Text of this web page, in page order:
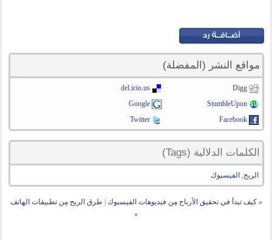
مواقع النشر (المفضلة)
Digg
del.icio.us
StumbleUpon
Google
Facebook
Twitter
الكلمات الدلالية (Tags)
الربح, الفيسبوك
« كيف تبدأ في تحقيق الأرباح مِن فيديوهات الفيسبوك
طرق الربح مِن تطبيقات الهاتف
»